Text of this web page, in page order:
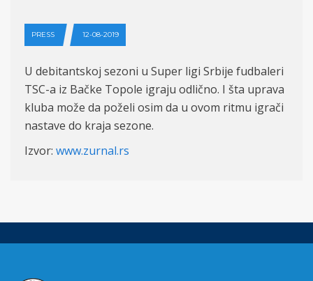
PRESS 12-08-2019
U debitantskoj sezoni u Super ligi Srbije fudbaleri
TSC-a iz Bačke Topole igraju odlično. I šta uprava
kluba može da poželi osim da u ovom ritmu igrači
nastave do kraja sezone.
Izvor: www.zurnal.rs